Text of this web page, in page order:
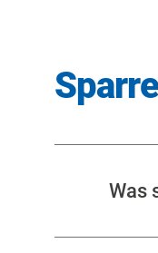
Was